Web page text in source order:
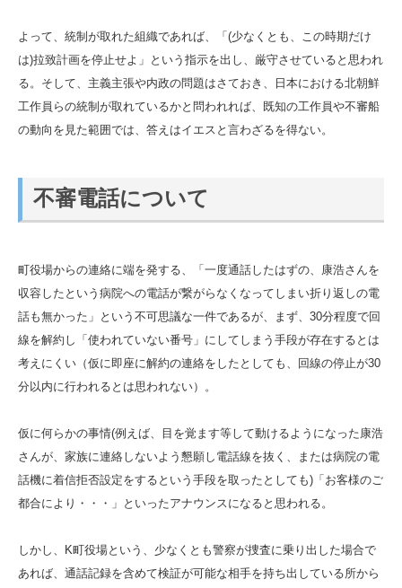
よって、統制が取れた組織であれば、「(少なくとも、この時期だけ
は)拉致計画を停止せよ」という指示を出し、厳守させていると思われ
る。そして、主義主張や内政の問題はさておき、日本における北朝鮮
工作員らの統制が取れているかと問われれば、既知の工作員や不審船
の動向を見た範囲では、答えはイエスと言わざるを得ない。
不審電話について
町役場からの連絡に端を発する、「一度通話したはずの、康浩さんを
収容したという病院への電話が繋がらなくなってしまい折り返しの電
話も無かった」という不可思議な一件であるが、まず、30分程度で回
線を解約し「使われていない番号」にしてしまう手段が存在するとは
考えにくい（仮に即座に解約の連絡をしたとしても、回線の停止が30
分以内に行われるとは思われない）。
仮に何らかの事情(例えば、目を覚ます等して動けるようになった康浩
さんが、家族に連絡しないよう懇願し電話線を抜く、または病院の電
話機に着信拒否設定をするという手段を取ったとしても)「お客様のご
都合により・・・」といったアナウンスになると思われる。
しかし、K町役場という、少なくとも警察が捜査に乗り出した場合で
あれば、通話記録を含めて検証が可能な相手を持ち出している所から